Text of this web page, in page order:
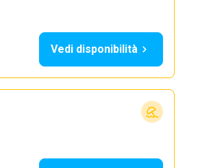
Vedi disponibilità